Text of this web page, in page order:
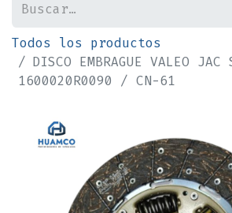
Todos los productos
DISCO EMBRAGUE VALEO JAC
1600020R0090 / CN-61